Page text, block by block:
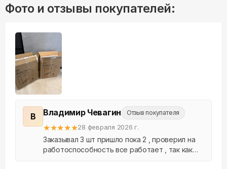
Фото и отзывы покупателей:
В Владимир Чевагин Отзыв покупателя
★★★★★28 февраля 2026 г.
Заказывал 3 шт пришло пока 2 , проверил на
работоспособность все работает , так как